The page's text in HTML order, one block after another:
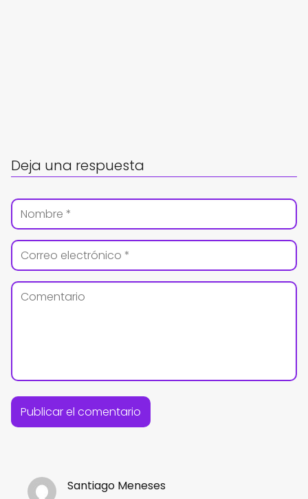
Santiago Meneses
Deja una respuesta